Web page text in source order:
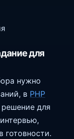
для
нужно
в PHP
для
готовности.